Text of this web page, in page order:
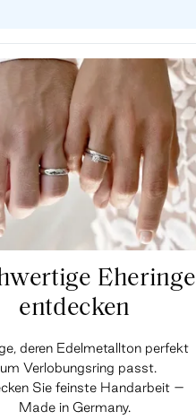
Eheringe
entdecken
deren Edelmetallton perfekt
Verlobungsring passt.
Sie feinste Handarbeit –
Made in Germany.